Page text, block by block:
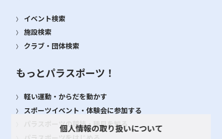
イベント検索
施設検索
クラブ・団体検索
もっとパラスポーツ！
軽い運動・からだを動かす
スポーツイベント・体験会に参加する
パラスポーツの競技・種目を知る
個人情報の取り扱いについて